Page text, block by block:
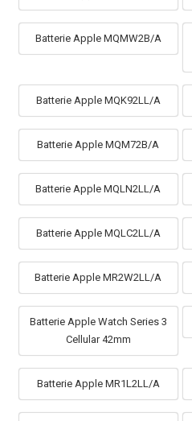
Batterie Apple MQMW2B/A
Batterie Apple MQK92LL/A
Batterie Apple MQM72B/A
Batterie Apple MQLN2LL/A
Batterie Apple MQLC2LL/A
Batterie Apple MR2W2LL/A
Batterie Apple Watch Series 3
Cellular 42mm
Batterie Apple MR1L2LL/A